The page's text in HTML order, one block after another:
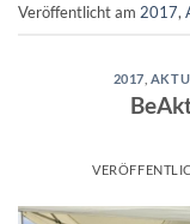
Veröffentlicht am 2017,
2017